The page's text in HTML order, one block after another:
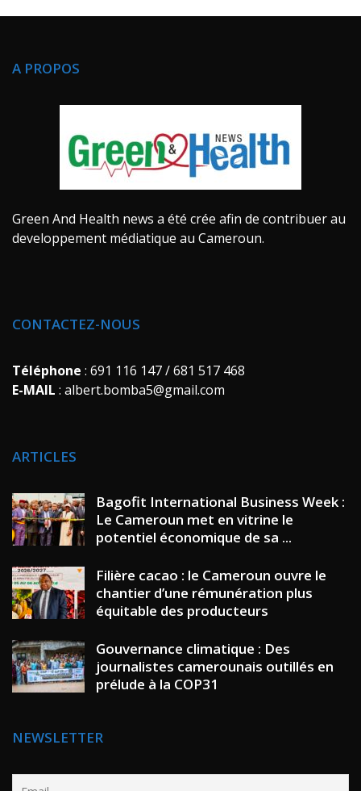
A PROPOS
Green And Health news a été crée afin de contribuer au
developpement médiatique au Cameroun.
CONTACTEZ-NOUS
Téléphone : 691 116 147 / 681 517 468
E-MAIL : albert.bomba5@gmail.com
ARTICLES
Bagofit International Business Week :
Le Cameroun met en vitrine le
potentiel économique de sa ...
Filière cacao : le Cameroun ouvre le
chantier d’une rémunération plus
équitable des producteurs
Gouvernance climatique : Des
journalistes camerounais outillés en
prélude à la COP31
NEWSLETTER